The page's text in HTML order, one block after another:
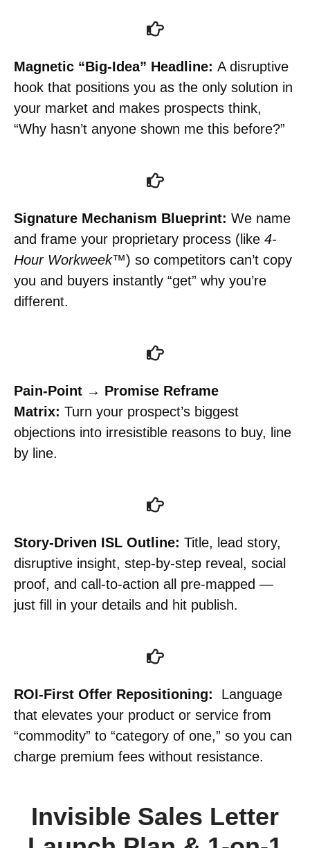
Magnetic “Big-Idea” Headline: A disruptive
hook that positions you as the only solution in
your market and makes prospects think,
“Why hasn’t anyone shown me this before?”
Signature Mechanism Blueprint: We name
and frame your proprietary process (like 4-
Hour Workweek™) so competitors can’t copy
you and buyers instantly “get” why you’re
different.
Pain-Point → Promise Reframe
Matrix: Turn your prospect’s biggest
objections into irresistible reasons to buy, line
by line.
Story-Driven ISL Outline: Title, lead story,
disruptive insight, step-by-step reveal, social
proof, and call-to-action all pre-mapped —
just fill in your details and hit publish.
ROI-First Offer Repositioning: Language
that elevates your product or service from
“commodity” to “category of one,” so you can
charge premium fees without resistance.
Invisible Sales Letter